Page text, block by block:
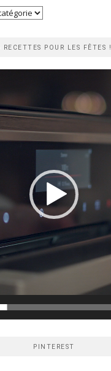
RECETTES POUR LES FÊTES !
PINTEREST